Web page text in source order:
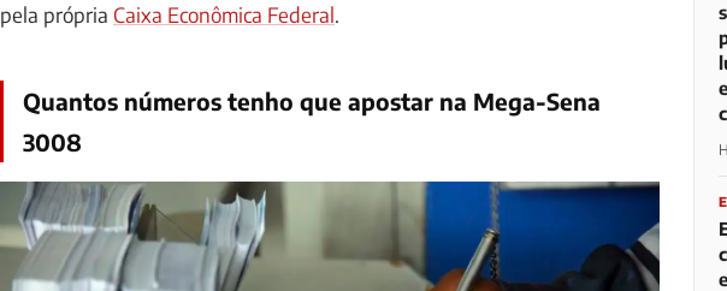
pela própria Caixa Econômica Federal.
Quantos números tenho que apostar na Mega-Sena
3008